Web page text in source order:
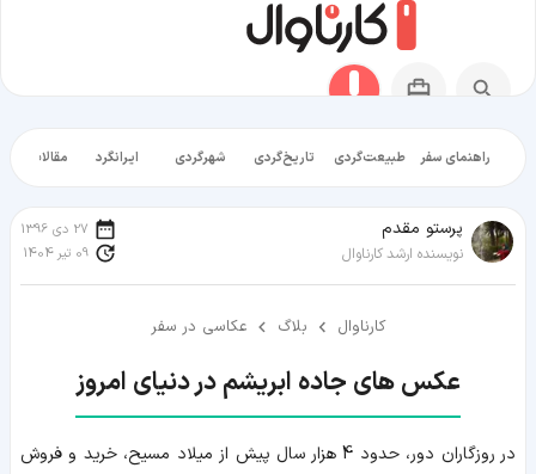
راهنمای سفر طبیعت‌گردی تاریخ‌گردی شهرگردی ایرانگرد مقالات
پرستو مقدم
نویسنده ارشد کارناوال
27 دی 1396
09 تیر 1404
کارناوال بلاگ عکاسی در سفر
عکس های جاده ابریشم در دنیای امروز
در روزگاران دور، حدود 4 هزار سال پیش از میلاد مسیح، خرید و فروش